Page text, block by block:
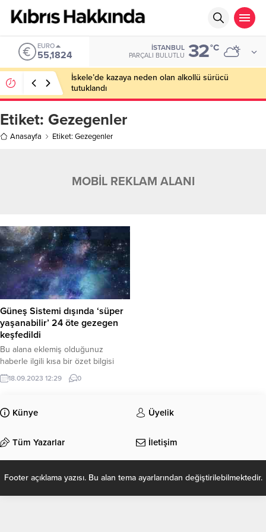
EURO
55,1824
İSTANBUL
PARÇALI BULUTLU 32°C
İskele’de kazaya neden olan alkollü sürücü
tutuklandı
Etiket: Gezegenler
Anasayfa Etiket: Gezegenler
MOBİL REKLAM ALANI
Güneş Sistemi dışında ‘süper
yaşanabilir’ 24 öte gezegen
keşfedildi
Bu alana eklemiş olduğunuz
haberle ilgili kısa bir özet bilgisi
ekleyebilirsiniz. Bu metin yazı
düzenleme sayfasında “Özet”
eklenmişse başlık altında kalın
olarak bu şekilde gösterilir,
18.09.2023 12:29 0
Künye Üyelik
Tüm Yazarlar İletişim
Footer açıklama yazısı. Bu alan tema ayarlarından değiştirilebilmektedir.